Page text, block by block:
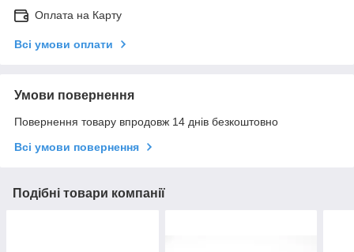
Оплата на Карту
Всі умови оплати
Умови повернення
Повернення товару впродовж 14 днів безкоштовно
Всі умови повернення
Подібні товари компанії